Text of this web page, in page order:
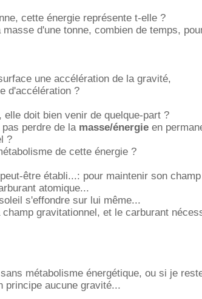
cette énergie représente t-elle ?
d'une tonne, combien de temps,
une accélération de la gravité,
d'accélération ?
doit bien venir de quelque-part ?
perdre de la masse/énergie en
?
de cette énergie ?
être établi...: pour maintenir son champ
atomique...
s'effondre sur lui même...
gravitationnel, et le carburant
métabolisme énergétique, ou si je
principe aucune gravité...